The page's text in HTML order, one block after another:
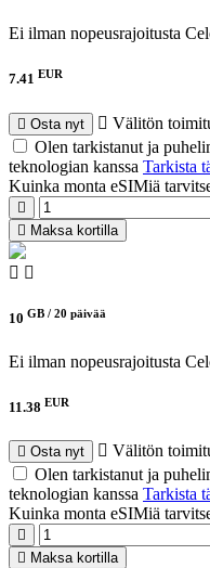
Ei ilman nopeusrajoitusta
7.41 EUR
Osta nyt
Välitön
Olen tarkistanut ja
teknologian kanssa Tarkista
Kuinka monta eSIMiä
Maksa kortilla
10 GB / 20 päivää
Ei ilman nopeusrajoitusta
11.38 EUR
Osta nyt
Välitön
Olen tarkistanut ja
teknologian kanssa Tarkista
Kuinka monta eSIMiä
Maksa kortilla